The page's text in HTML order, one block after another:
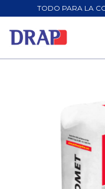
TODO PARA LA